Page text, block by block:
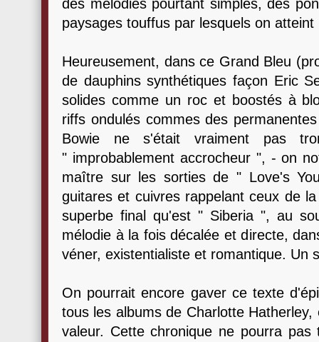
des mélodies pourtant simples, des
paysages touffus par lesquels on
Heureusement, dans ce Grand Bleu
de dauphins synthétiques façon Eric
solides comme un roc et boostés à
riffs ondulés commes des
Bowie ne s'était vraiment pas
" improbablement accrocheur ", - on
maître sur les sorties de " Love's
guitares et cuivres rappelant ceux de
superbe final qu'est " Siberia ", au
mélodie à la fois décalée et directe,
véner, existentialiste et romantique. Un
On pourrait encore gaver ce texte
tous les albums de Charlotte
valeur. Cette chronique ne pourra